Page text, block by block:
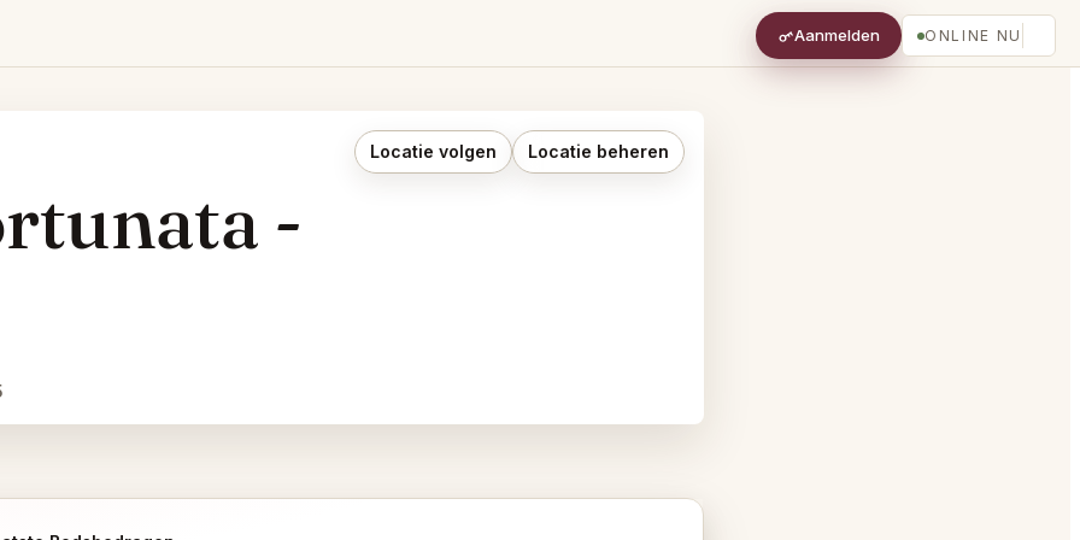
Aanmelden ONLINE NU
Locatie volgen Locatie beheren
-